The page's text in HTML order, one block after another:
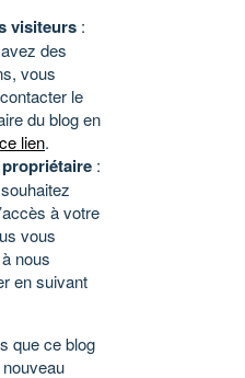
visiteurs :
des
vous
le
du blog en
ce lien.
:
à votre
vous
nous
en suivant
que ce blog